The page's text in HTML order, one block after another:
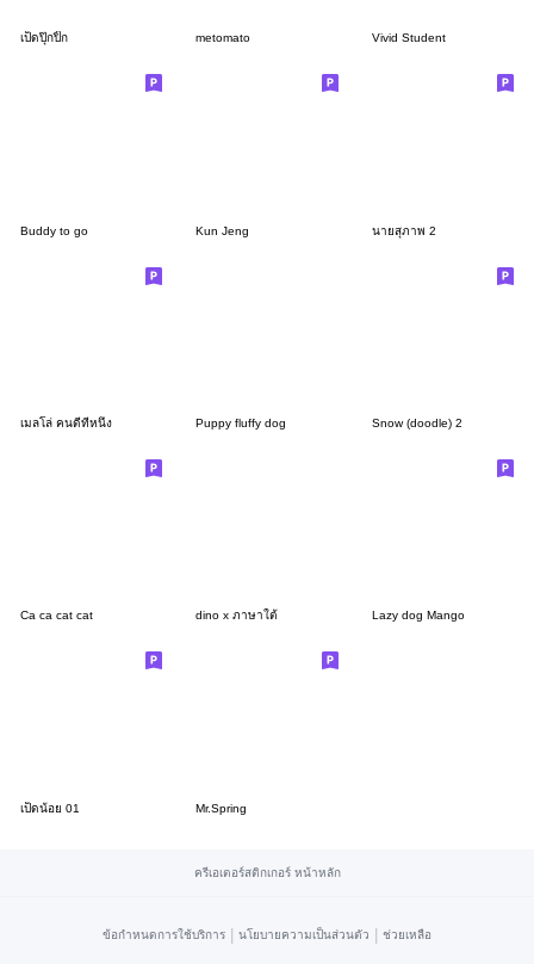
เป็ดปุ๊กปิ๊ก metomato Vivid Student
Buddy to go Kun Jeng นายสุภาพ 2
เมลโล่ คนดีที่หนึ่ง Puppy fluffy dog Snow (doodle) 2
Ca ca cat cat dino x ภาษาใต้ Lazy dog Mango
เป็ดน้อย 01 Mr.Spring
ครีเอเตอร์สติกเกอร์ หน้าหลัก
ข้อกำหนดการใช้บริการ | นโยบายความเป็นส่วนตัว | ช่วยเหลือ